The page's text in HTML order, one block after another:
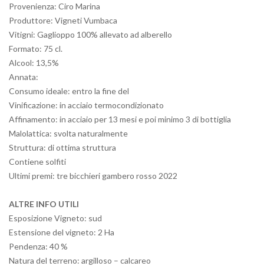
Provenienza: Ciro Marina
Produttore: Vigneti Vumbaca
Vitigni: Gaglioppo 100% allevato ad alberello
Formato: 75 cl.
Alcool: 13,5%
Annata:
Consumo ideale: entro la fine del
Vinificazione: in acciaio termocondizionato
Affinamento: in acciaio per 13 mesi e poi minimo 3 di bottiglia
Malolattica: svolta naturalmente
Struttura: di ottima struttura
Contiene solfiti
Ultimi premi: tre bicchieri gambero rosso 2022
ALTRE INFO UTILI
Esposizione Vigneto: sud
Estensione del vigneto: 2 Ha
Pendenza: 40 %
Natura del terreno: argilloso – calcareo